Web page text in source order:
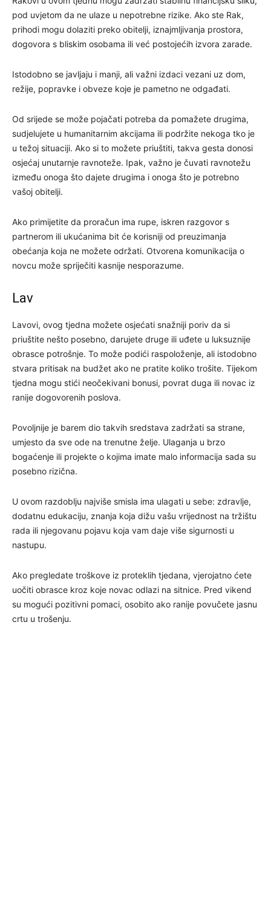
pod uvjetom da ne ulaze u nepotrebne rizike. Ako ste Rak,
prihodi mogu dolaziti preko obitelji, iznajmljivanja prostora,
dogovora s bliskim osobama ili već postojećih izvora zarade.
Istodobno se javljaju i manji, ali važni izdaci vezani uz dom,
režije, popravke i obveze koje je pametno ne odgađati.
Od srijede se može pojačati potreba da pomažete drugima,
sudjelujete u humanitarnim akcijama ili podržite nekoga tko je
u težoj situaciji. Ako si to možete priuštiti, takva gesta donosi
osjećaj unutarnje ravnoteže. Ipak, važno je čuvati ravnotežu
između onoga što dajete drugima i onoga što je potrebno
vašoj obitelji.
Ako primijetite da proračun ima rupe, iskren razgovor s
partnerom ili ukućanima bit će korisniji od preuzimanja
obećanja koja ne možete održati. Otvorena komunikacija o
novcu može spriječiti kasnije nesporazume.
Lav
Lavovi, ovog tjedna možete osjećati snažniji poriv da si
priuštite nešto posebno, darujete druge ili uđete u luksuznije
obrasce potrošnje. To može podići raspoloženje, ali istodobno
stvara pritisak na budžet ako ne pratite koliko trošite. Tijekom
tjedna mogu stići neočekivani bonusi, povrat duga ili novac iz
ranije dogovorenih poslova.
Povoljnije je barem dio takvih sredstava zadržati sa strane,
umjesto da sve ode na trenutne želje. Ulaganja u brzo
bogaćenje ili projekte o kojima imate malo informacija sada su
posebno rizična.
U ovom razdoblju najviše smisla ima ulagati u sebe: zdravlje,
dodatnu edukaciju, znanja koja dižu vašu vrijednost na tržištu
rada ili njegovanu pojavu koja vam daje više sigurnosti u
nastupu.
Ako pregledate troškove iz proteklih tjedana, vjerojatno ćete
uočiti obrasce kroz koje novac odlazi na sitnice. Pred vikend
su mogući pozitivni pomaci, osobito ako ranije povučete jasnu
crtu u trošenju.